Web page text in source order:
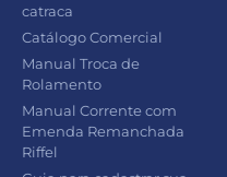
catraca
Catálogo Comercial
Manual Troca de
Rolamento
Manual Corrente com
Emenda Remanchada
Riffel